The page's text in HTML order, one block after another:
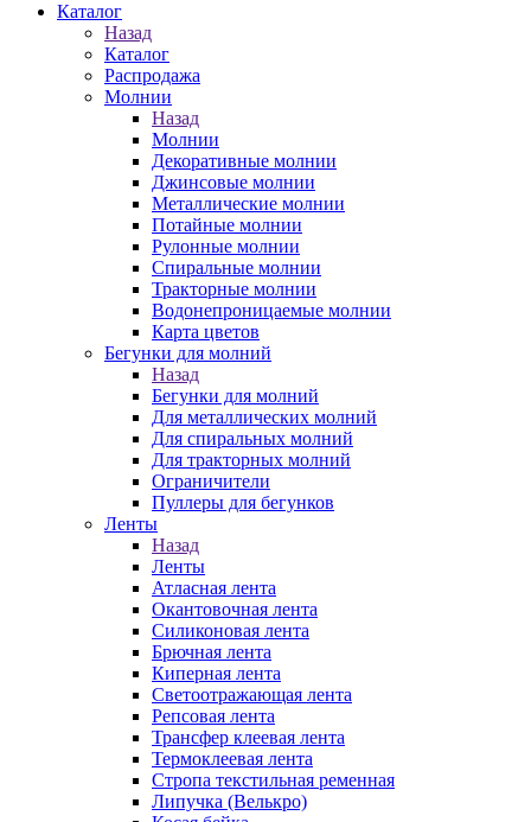
Каталог
Назад
Каталог
Распродажа
Молнии
Назад
Молнии
Декоративные молнии
Джинсовые молнии
Металлические молнии
Потайные молнии
Рулонные молнии
Спиральные молнии
Тракторные молнии
Водонепроницаемые молнии
Карта цветов
Бегунки для молний
Назад
Бегунки для молний
Для металлических молний
Для спиральных молний
Для тракторных молний
Ограничители
Пуллеры для бегунков
Ленты
Назад
Ленты
Атласная лента
Окантовочная лента
Силиконовая лента
Брючная лента
Киперная лента
Светоотражающая лента
Репсовая лента
Трансфер клеевая лента
Термоклеевая лента
Стропа текстильная ременная
Липучка (Велькро)